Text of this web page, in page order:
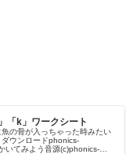
「k」ワークシート
魚の骨が入っちゃった時みたい
ウンロードphonics-
いてみよう音源(c)phonics-